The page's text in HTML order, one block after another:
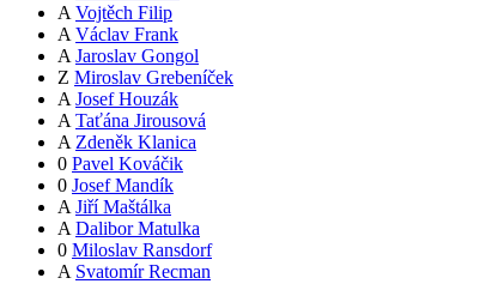
A Vojtěch Filip
A Václav Frank
A Jaroslav Gongol
Z Miroslav Grebeníček
A Josef Houzák
A Taťána Jirousová
A Zdeněk Klanica
0 Pavel Kováčik
0 Josef Mandík
A Jiří Maštálka
A Dalibor Matulka
0 Miloslav Ransdorf
A Svatomír Recman